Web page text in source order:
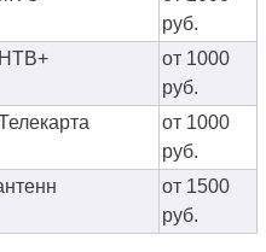
руб.
НТВ+
от 1000
руб.
от 1000
руб.
от 1500
руб.